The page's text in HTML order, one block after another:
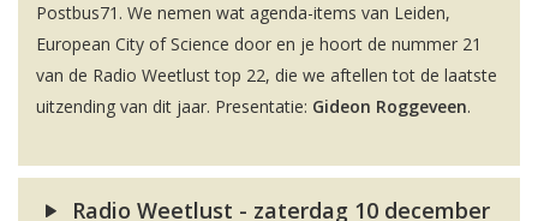
Postbus71. We nemen wat agenda-items van Leiden,
European City of Science door en je hoort de nummer 21
van de Radio Weetlust top 22, die we aftellen tot de laatste
uitzending van dit jaar. Presentatie: Gideon Roggeveen.
Radio Weetlust - zaterdag 10 december